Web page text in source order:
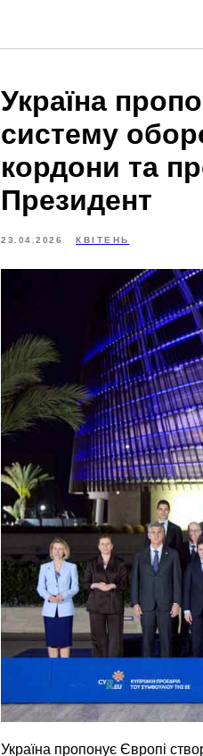
Україна
систему
кордони та
Президент
23.04.2026 КВІТЕНЬ
Україна пропонує Європі